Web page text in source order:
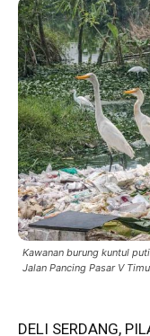
Kawanan burung kuntul
Jalan Pancing Pasar V
DELI SERDANG,